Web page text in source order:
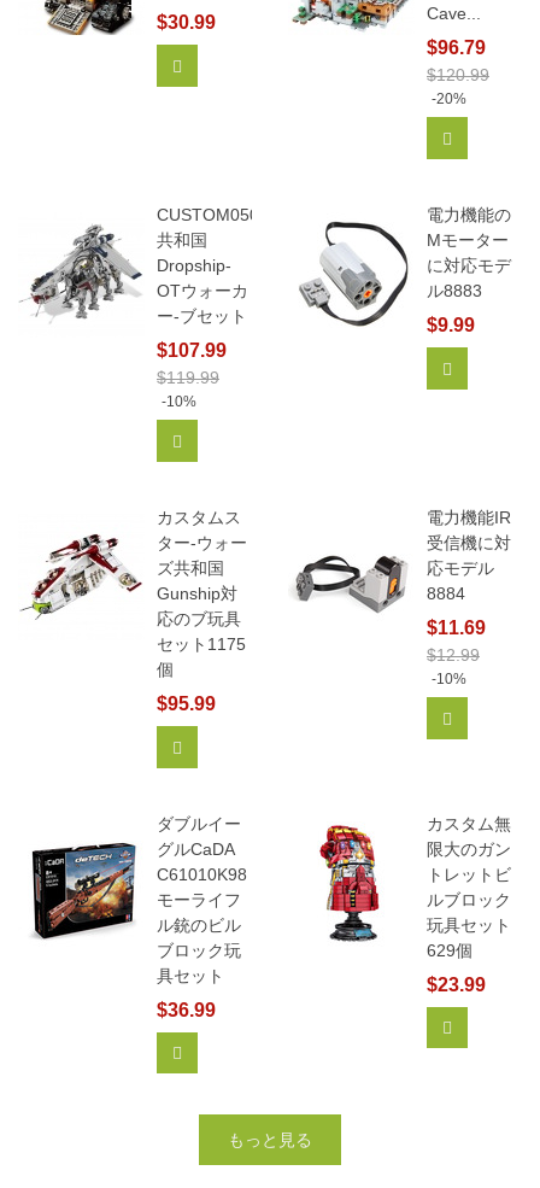
$30.99
Cave...
$96.79
$120.99
-20%
CUSTOM05053
共和国
Dropship-
OTウォーカ
ー-ブセット
$107.99
$119.99
-10%
電力機能の
Mモーター
に対応モデ
ル8883
$9.99
カスタムス
ター-ウォー
ズ共和国
Gunship対
応のブ玩具
セット1175
個
$95.99
電力機能IR
受信機に対
応モデル
8884
$11.69
$12.99
-10%
ダブルイー
グルCaDA
C61010K98
モーライフ
ル銃のビル
ブロック玩
具セット
$36.99
カスタム無
限大のガン
トレットビ
ルブロック
玩具セット
629個
$23.99
もっと見る